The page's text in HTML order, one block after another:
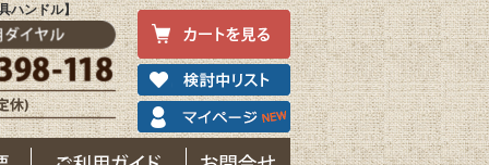
ハンドル】